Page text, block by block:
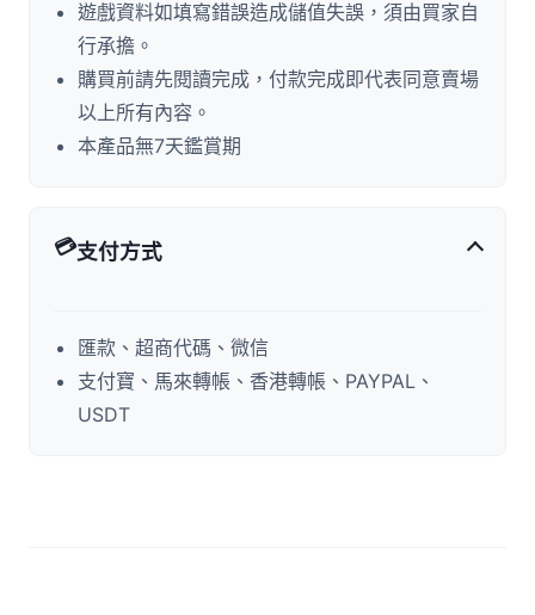
遊戲資料如填寫錯誤造成儲值失誤，須由買家自
行承擔。
購買前請先閱讀完成，付款完成即代表同意賣場
以上所有內容。
本產品無7天鑑賞期
💳支付方式
匯款、超商代碼、微信
支付寶、馬來轉帳、香港轉帳、PAYPAL、
USDT